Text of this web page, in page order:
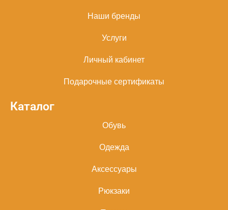
Наши бренды
Услуги
Личный кабинет
Подарочные сертификаты
Каталог
Обувь
Одежда
Аксессуары
Рюкзаки